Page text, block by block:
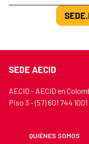
SEDE AECID
AECID - AECID en
Piso 3 - (57) 601 744
QUIÉNES SOMOS